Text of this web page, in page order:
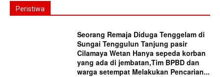
Peristiwa
Seorang Remaja Diduga Tenggelam di
Sungai Tenggulun Tanjung pasir
Cilamaya Wetan Hanya sepeda korban
yang ada di jembatan,Tim BPBD dan
warga setempat Melakukan Pencarian...